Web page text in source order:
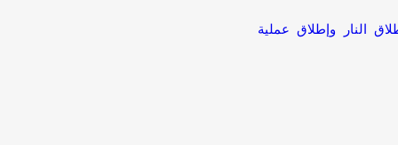
النار وإطلاق عملية